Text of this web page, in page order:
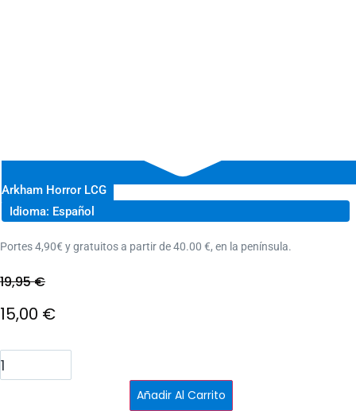
Arkham Horror LCG
Idioma: Español
Portes 4,90€ y gratuitos a partir de 40.00 €, en la península.
19,95€
El
precio
original
15,00 €
El
precio
Arkham
horror:
Fortuna
Añadir Al Carrito